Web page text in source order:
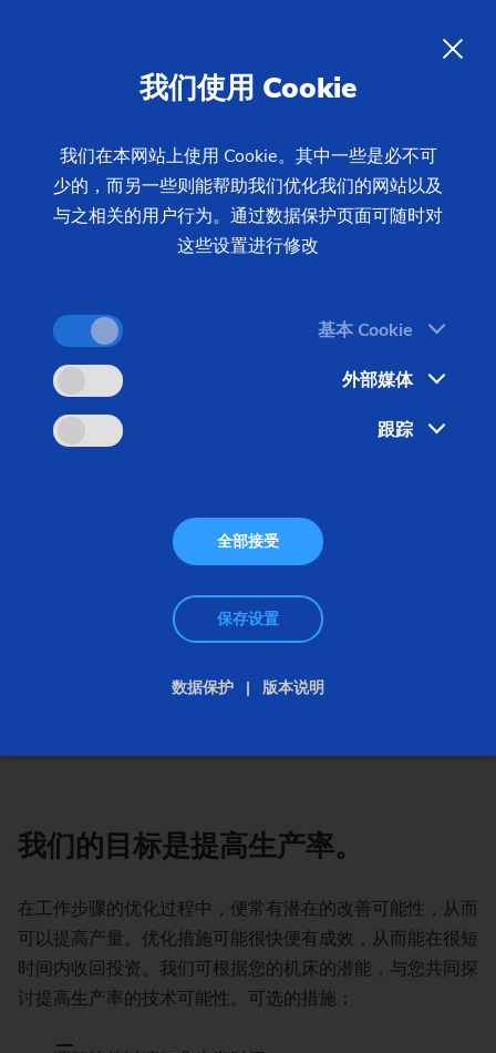
致生产率降低的原因，例如过长的换装时间或者无法
充分利用现有产能。由此便形成了可利用的潜能。我
们能帮助您优化生产过程。
我们的目标是提高生产率。
在工作步骤的优化过程中，便常有潜在的改善可能性，从而
可以提高产量。优化措施可能很快便有成效，从而能在很短
时间内收回投资。我们可根据您的机床的潜能，与您共同探
讨提高生产率的技术可能性。可选的措施：
我们使用 Cookie
我们在本网站上使用 Cookie。其中一些是必不可
少的，而另一些则能帮助我们优化我们的网站以及
与之相关的用户行为。通过数据保护页面可随时对
这些设置进行修改
基本 Cookie
外部媒体
跟踪
全部接受
保存设置
数据保护 版本说明